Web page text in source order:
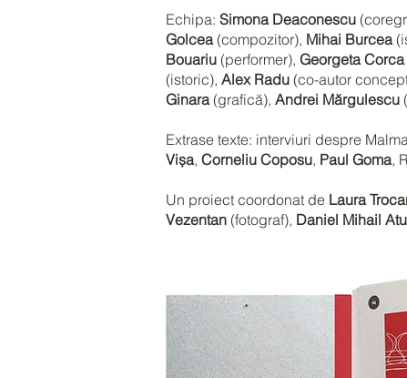
Echipa: Simona Deaconescu
Golcea(compozitor), Mihai Burcea
Bouariu (performer), Georgeta Corca
(istoric), Alex Radu (co-autor
Ginara (grafică), Andrei Mărgulescu
Extrase texte: interviuri despre
Vișa, Corneliu Coposu, Paul Goma,
Un proiect coordonat de Laura
Vezentan (fotograf), Daniel Mihail